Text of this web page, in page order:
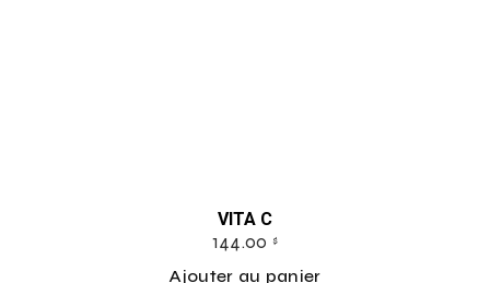
VITA C
144.00 $
Ajouter au panier